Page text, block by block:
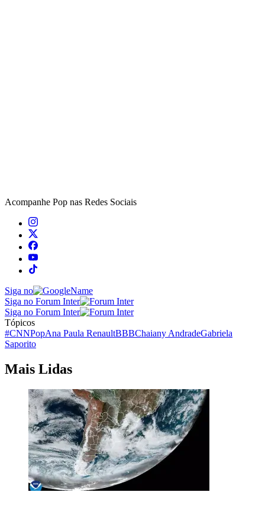
Acompanhe Pop nas Redes Sociais
Siga no
Siga no Forum Inter
Siga no Forum Inter
Tópicos
#CNNPopAna Paula RenaultBBBChaiany AndradeGabriela
Saporito
Mais Lidas